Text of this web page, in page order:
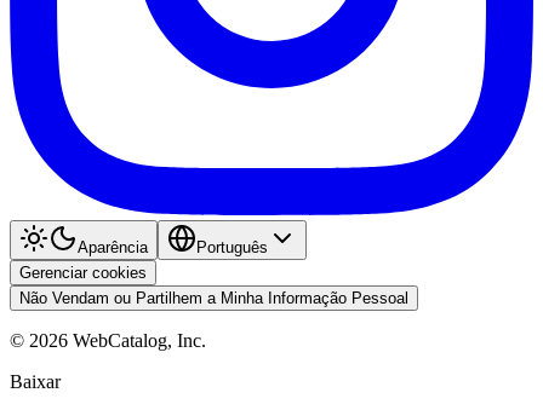
Aparência
Português
Gerenciar cookies
Não Vendam ou Partilhem a Minha Informação Pessoal
© 2026 WebCatalog, Inc.
Baixar